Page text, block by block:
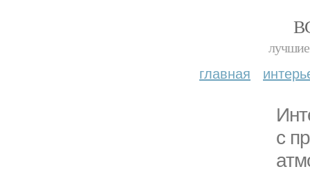
лучшие
главная
с